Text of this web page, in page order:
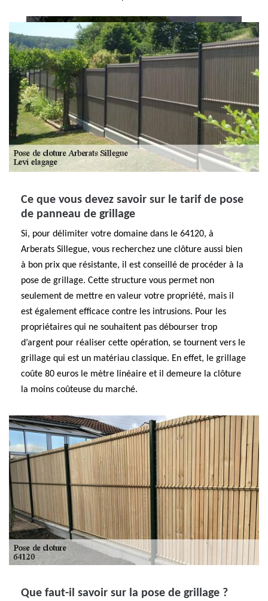
Ce que vous devez savoir sur le tarif de pose
de panneau de grillage
Si, pour délimiter votre domaine dans le 64120, à
Arberats Sillegue, vous recherchez une clôture aussi bien
à bon prix que résistante, il est conseillé de procéder à la
pose de grillage. Cette structure vous permet non
seulement de mettre en valeur votre propriété, mais il
est également efficace contre les intrusions. Pour les
propriétaires qui ne souhaitent pas débourser trop
d’argent pour réaliser cette opération, se tournent vers le
grillage qui est un matériau classique. En effet, le grillage
coûte 80 euros le mètre linéaire et il demeure la clôture
la moins coûteuse du marché.
Que faut-il savoir sur la pose de grillage ?